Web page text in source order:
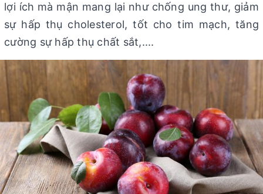
lợi ích mà mận mang lại như chống ung thư, giảm
sự hấp thụ cholesterol, tốt cho tim mạch, tăng
cường sự hấp thụ chất sắt,....